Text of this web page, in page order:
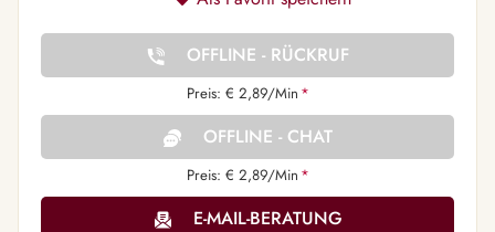
OFFLINE - RÜCKRUF
Preis: € 2,89/Min *
OFFLINE - CHAT
Preis: € 2,89/Min *
E-MAIL-BERATUNG